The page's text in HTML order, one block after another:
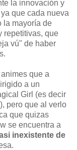
la innovación y
que cada nueva
la mayoría de
repetitivas, que
vú" de haber
que a
a un
Girl (es decir
pero que al verlo
que quizas
se encuentra a
inexistente de